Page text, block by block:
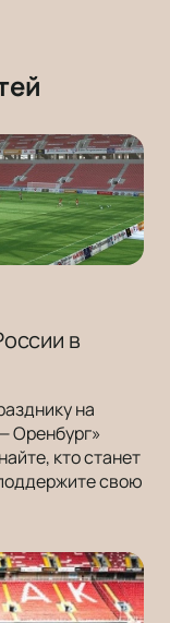
в
на
Оренбург»
кто станет
свою